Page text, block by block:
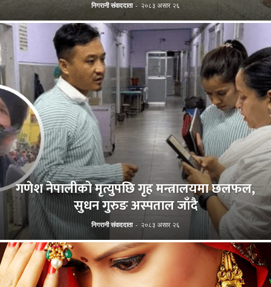
निगरानी संवाददाता - २०८३ असार २६
गणेश नेपालीको मृत्युपछि गृह मन्त्रालयमा छलफल,
सुधन गुरुङ अस्पताल जाँदै
निगरानी संवाददाता - २०८३ असार २६